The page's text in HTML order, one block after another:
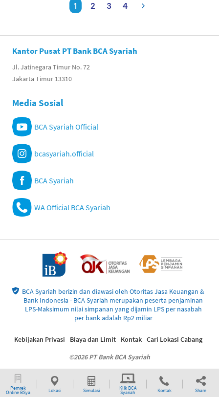
Pemrek
Online BSya Lokasi Simulasi Klik BCA
Syariah Kontak Share
1 2 3 4
Kantor Pusat PT Bank BCA Syariah
Jl. Jatinegara Timur No. 72
Jakarta Timur 13310
Media Sosial
BCA Syariah Official
bcasyariah.official
BCA Syariah
WA Official BCA Syariah
BCA Syariah berizin dan diawasi oleh Otoritas Jasa Keuangan &
Bank Indonesia - BCA Syariah merupakan peserta penjaminan
LPS-Maksimum nilai simpanan yang dijamin LPS per nasabah
per bank adalah Rp2 miliar
©2026 PT Bank BCA Syariah
Kebijakan Privasi Biaya dan Limit Kontak Cari Lokasi Cabang